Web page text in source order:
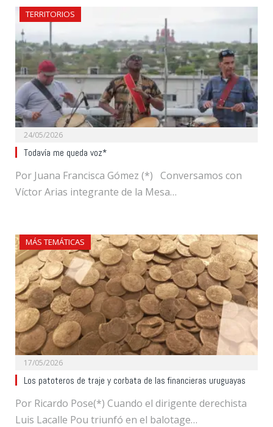
TERRITORIOS
24/05/2026
Todavía me queda voz*
Por Juana Francisca Gómez (*) Conversamos con
Víctor Arias integrante de la Mesa…
MÁS TEMÁTICAS
17/05/2026
Los patoteros de traje y corbata de las financieras uruguayas
Por Ricardo Pose(*) Cuando el dirigente derechista
Luis Lacalle Pou triunfó en el balotage…